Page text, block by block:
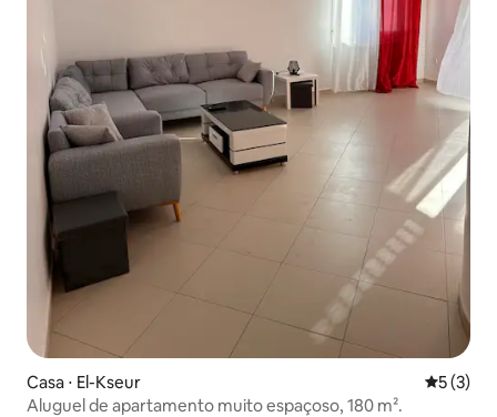
Casa ⋅ El-Kseur 5 de
5 (3)
Aluguel de apartamento muito espaçoso, 180 m².